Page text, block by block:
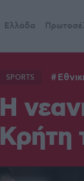
Ελλάδα
SPORTS
Η
Κρήτη